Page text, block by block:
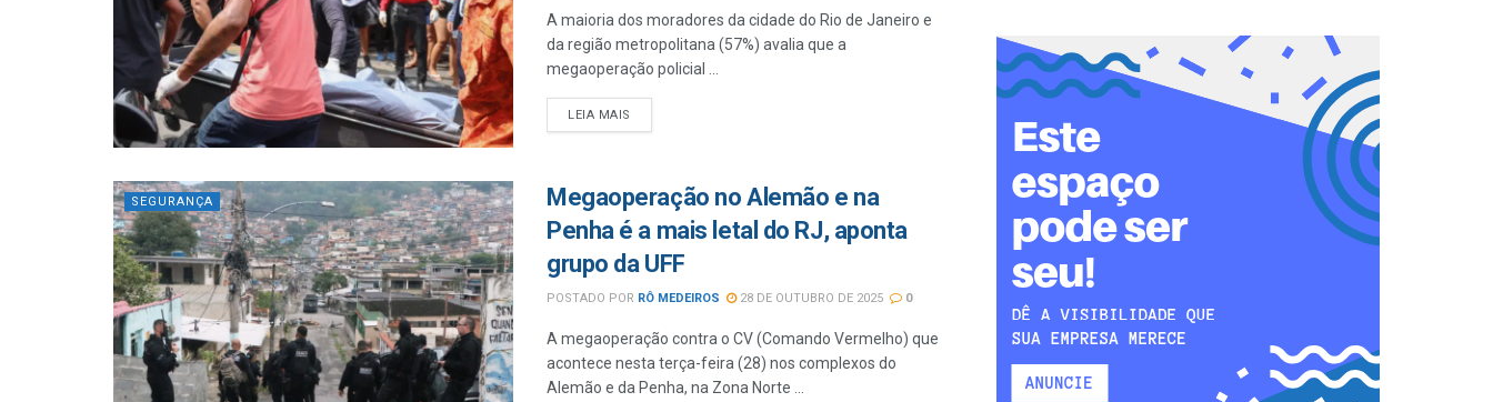
A maioria dos moradores da cidade do Rio de Janeiro e
da região metropolitana (57%) avalia que a
megaoperação policial ...
LEIA MAIS
SEGURANÇA
Megaoperação no Alemão e na
Penha é a mais letal do RJ, aponta
grupo da UFF
POSTADO POR RÔ MEDEIROS 28 DE OUTUBRO DE 2025 0
A megaoperação contra o CV (Comando Vermelho) que
acontece nesta terça-feira (28) nos complexos do
Alemão e da Penha, na Zona Norte ...